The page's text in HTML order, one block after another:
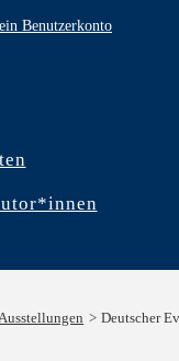
Benutzerkonto
Deutscher